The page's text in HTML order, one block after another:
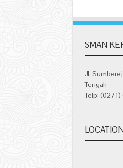
SMAN
Jl.
Tengah
Telp: (0271)